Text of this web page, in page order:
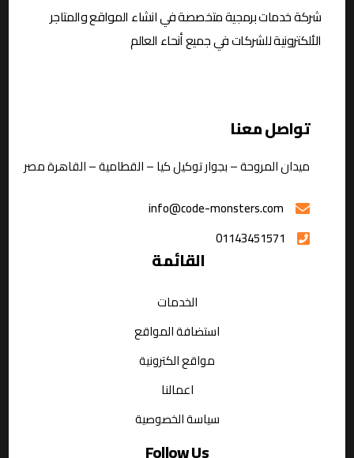
شركة خدمات برمجية متخصصة في انشاء المواقع والمتاجر
الألكترونيةللشركات في جميع أنحاء العالم
تواصل معنا
ميدان المروحة – بجوار توكيل كيا – القطامية – القاهرة مصر
info@code-monsters.com
01143451571
القائمة
الخدمات
استضافة المواقع
مواقع الكترونية
اعمالنا
سياسة الخصوصية
Follow Us